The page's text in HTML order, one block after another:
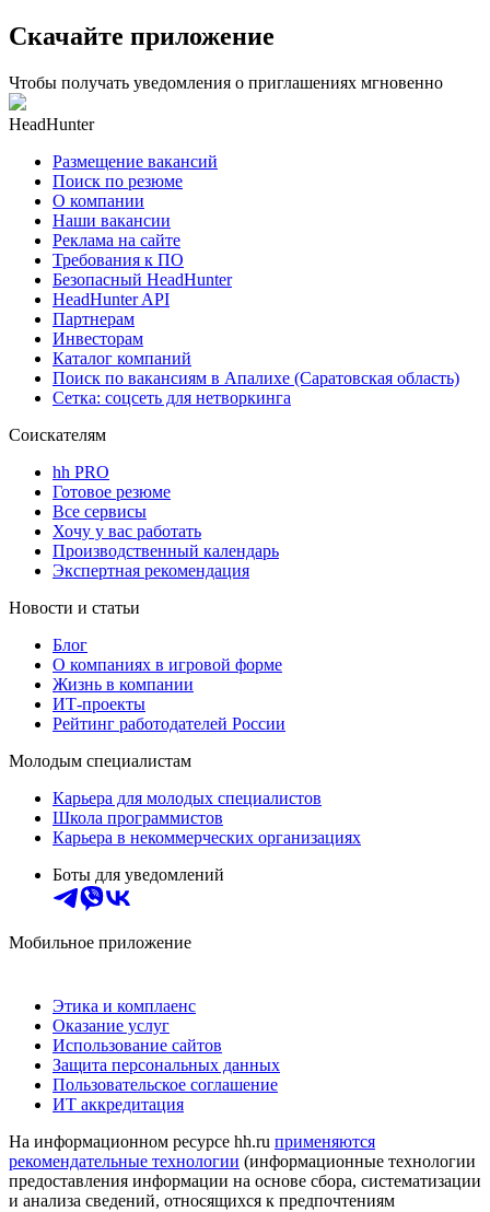
Скачайте приложение
Чтобы получать уведомления о приглашениях мгновенно
HeadHunter
Размещение вакансий
Поиск по резюме
О компании
Наши вакансии
Реклама на сайте
Требования к ПО
Безопасный HeadHunter
HeadHunter API
Партнерам
Инвесторам
Каталог компаний
Поиск по вакансиям в Апалихе (Саратовская область)
Сетка: соцсеть для нетворкинга
Соискателям
hh PRO
Готовое резюме
Все сервисы
Хочу у вас работать
Производственный календарь
Экспертная рекомендация
Новости и статьи
Блог
О компаниях в игровой форме
Жизнь в компании
ИТ-проекты
Рейтинг работодателей России
Молодым специалистам
Карьера для молодых специалистов
Школа программистов
Карьера в некоммерческих организациях
Боты для уведомлений
Мобильное приложение
Этика и комплаенс
Оказание услуг
Использование сайтов
Защита персональных данных
Пользовательское соглашение
ИТ аккредитация
На информационном ресурсе hh.ru применяются
рекомендательные технологии (информационные технологии
предоставления информации на основе сбора, систематизации
и анализа сведений, относящихся к предпочтениям